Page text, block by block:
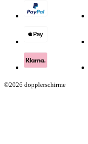
©2026 dopplerschirme